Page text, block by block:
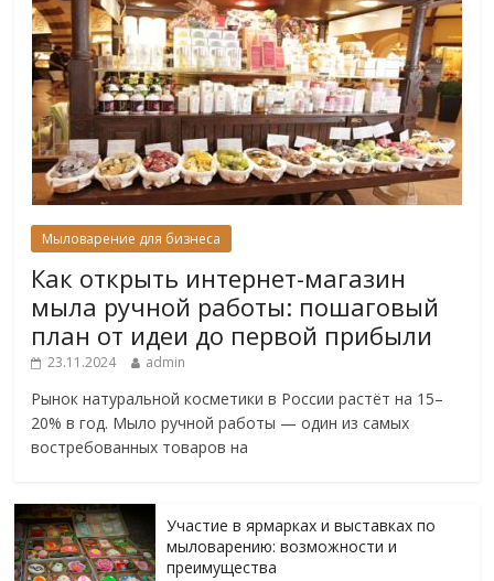
Мыловарение для бизнеса
Как открыть интернет-магазин
мыла ручной работы: пошаговый
план от идеи до первой прибыли
23.11.2024 admin
Рынок натуральной косметики в России растёт на 15–
20% в год. Мыло ручной работы — один из самых
востребованных товаров на
Участие в ярмарках и выставках по
мыловарению: возможности и
преимущества